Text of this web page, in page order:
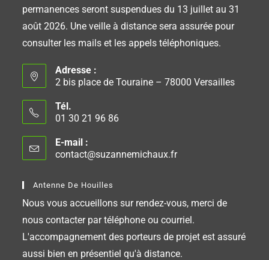
permanences seront suspendues du 13 juillet au 31
août 2026. Une veille à distance sera assurée pour
consulter les mails et les appels téléphoniques.
Adresse :
2 bis place de Touraine – 78000 Versailles
Tél.
01 30 21 96 86
E-mail :
contact@suzannemichaux.fr
Antenne De Houilles
Nous vous accueillons sur rendez-vous, merci de
nous contacter par téléphone ou courriel.
L'accompagnement des porteurs de projet est assuré
aussi bien en présentiel qu'à distance.